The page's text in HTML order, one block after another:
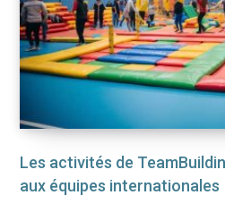
Les activités de
aux équipes internationales